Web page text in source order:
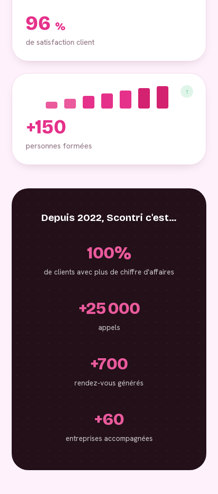
96 %
de satisfaction client
↑
+150
personnes formées
Depuis 2022, Scontri c'est…
100%
de clients avec plus de chiffre d'affaires
+25 000
appels
+700
rendez-vous générés
+60
entreprises accompagnées